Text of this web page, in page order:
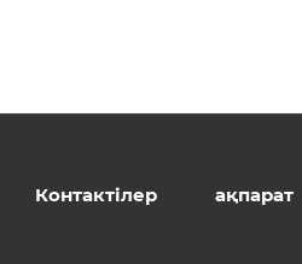
Контактілер ақпарат